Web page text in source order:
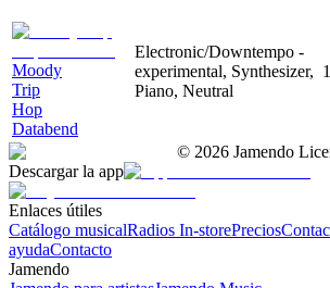
Moody
Trip
Hop
Databend
Electronic/Downtempo -
experimental, Synthesizer,
Piano, Neutral
© 2026 Jamendo
Descargar la app
Enlaces útiles
Catálogo musicalRadios In-storePrecios
ayudaContacto
Jamendo